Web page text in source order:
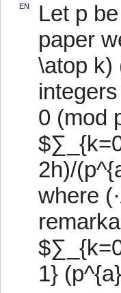
EN
Let p
paper
\atop k)
0 (mod
2h)/
where
1}